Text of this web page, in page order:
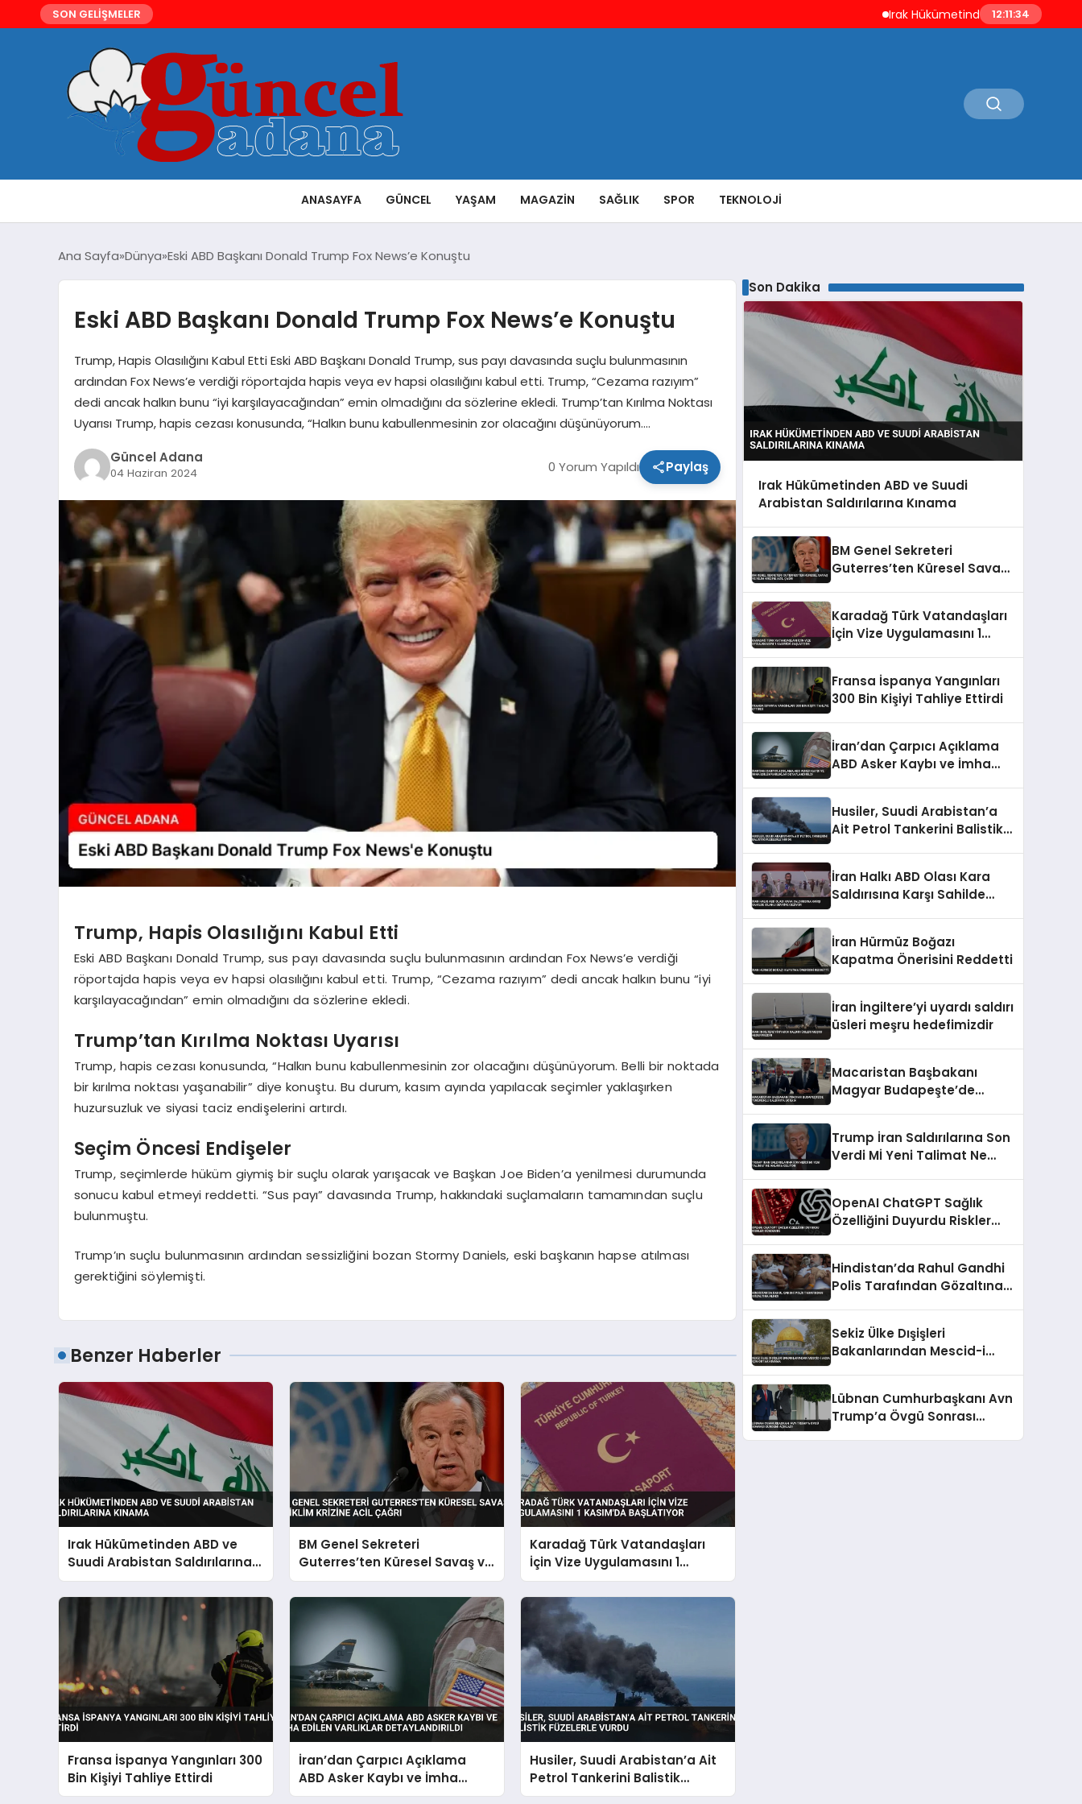
SON GELİŞMELER Irak Hükümetinden ABD ve Suudi
12:11:35
ANASAYFA GÜNCEL YAŞAM MAGAZIN SAĞLIK SPOR TEKNOLOJI
Ana Sayfa Dünya Eski ABD Başkanı Donald Trump Fox News’e Konuştu
Eski ABD Başkanı Donald Trump Fox News’e Konuştu
Trump, Hapis Olasılığını Kabul Etti Eski ABD Başkanı Donald Trump, sus payı davasında suçlu bulunmasının
ardından Fox News’e verdiği röportajda hapis veya ev hapsi olasılığını kabul etti. Trump, “Cezama razıyım”
dedi ancak halkın bunu “iyi karşılayacağından” emin olmadığını da sözlerine ekledi. Trump’tan Kırılma Noktası
Uyarısı Trump, hapis cezası konusunda, “Halkın bunu kabullenmesinin zor olacağını düşünüyorum….
Güncel Adana
04 Haziran 2024 0 Yorum Yapıldı Paylaş
Trump, Hapis Olasılığını Kabul Etti
Eski ABD Başkanı Donald Trump, sus payı davasında suçlu bulunmasının ardından Fox News’e verdiği
röportajda hapis veya ev hapsi olasılığını kabul etti. Trump, “Cezama razıyım” dedi ancak halkın bunu “iyi
karşılayacağından” emin olmadığını da sözlerine ekledi.
Trump’tan Kırılma Noktası Uyarısı
Trump, hapis cezası konusunda, “Halkın bunu kabullenmesinin zor olacağını düşünüyorum. Belli bir noktada
bir kırılma noktası yaşanabilir” diye konuştu. Bu durum, kasım ayında yapılacak seçimler yaklaşırken
huzursuzluk ve siyasi taciz endişelerini artırdı.
Seçim Öncesi Endişeler
Trump, seçimlerde hüküm giymiş bir suçlu olarak yarışacak ve Başkan Joe Biden’a yenilmesi durumunda
sonucu kabul etmeyi reddetti. “Sus payı” davasında Trump, hakkındaki suçlamaların tamamından suçlu
bulunmuştu.
Trump’ın suçlu bulunmasının ardından sessizliğini bozan Stormy Daniels, eski başkanın hapse atılması
gerektiğini söylemişti.
Benzer Haberler
Irak Hükümetinden ABD ve
Suudi Arabistan Saldırılarına
Kınama
BM Genel Sekreteri
Guterres’ten Küresel Savaş ve
İklim Krizine Acil Çağrı
Karadağ Türk Vatandaşları
İçin Vize Uygulamasını 1
Kasım’da Başlatıyor
Fransa İspanya Yangınları 300
Bin Kişiyi Tahliye Ettirdi
İran’dan Çarpıcı Açıklama
ABD Asker Kaybı ve İmha
Edilen Varlıklar Detaylandırıldı
Husiler, Suudi Arabistan’a Ait
Petrol Tankerini Balistik
Füzelerle Vurdu
Son Dakika
Irak Hükümetinden ABD ve Suudi
Arabistan Saldırılarına Kınama
BM Genel Sekreteri
Guterres’ten Küresel Savaş
Karadağ Türk Vatandaşları
İçin Vize Uygulamasını 1
Fransa İspanya Yangınları
300 Bin Kişiyi Tahliye Ettirdi
İran’dan Çarpıcı Açıklama
ABD Asker Kaybı ve İmha
Husiler, Suudi Arabistan’a
Ait Petrol Tankerini Balistik
İran Halkı ABD Olası Kara
Saldırısına Karşı Sahilde
İran Hürmüz Boğazı
Kapatma Önerisini Reddetti
İran İngiltere’yi uyardı saldırı
üsleri meşru hedefimizdir
Macaristan Başbakanı
Magyar Budapeşte’de
Trump İran Saldırılarına Son
Verdi Mİ Yeni Talimat Ne
OpenAI ChatGPT Sağlık
Özelliğini Duyurdu Riskler
Hindistan’da Rahul Gandhi
Polis Tarafından Gözaltına
Sekiz Ülke Dışişleri
Bakanlarından Mescid-i
Lübnan Cumhurbaşkanı Avn
Trump’a Övgü Sonrası